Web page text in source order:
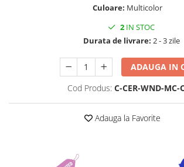
Culoare: Multicolor
2 IN STOC
Durata de livrare: 2 - 3 zile
ADAUGA IN
Cod Produs: C-CER-WND-MC-
Adauga la Favorite